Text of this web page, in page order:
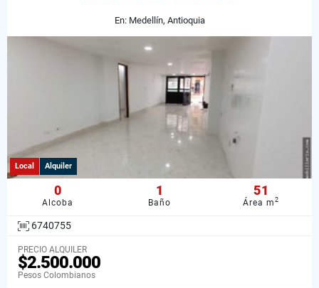
En: Medellín, Antioquia
Local Alquiler
0
Alcoba
1
Baño
51
Área m2
6740755
PRECIO ALQUILER
$2.500.000
Pesos Colombianos